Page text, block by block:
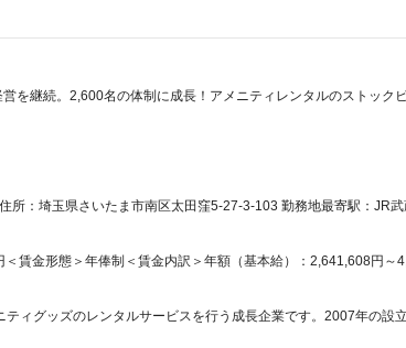
を継続。2,600名の体制に成長！アメニティレンタルのストック
所：埼玉県さいたま市南区太田窪5-27-3-103 勤務地最寄駅：JR
賃金形態＞年俸制＜賃金内訳＞年額（基本給）：2,641,608円～
ィグッズのレンタルサービスを行う成長企業です。2007年の設